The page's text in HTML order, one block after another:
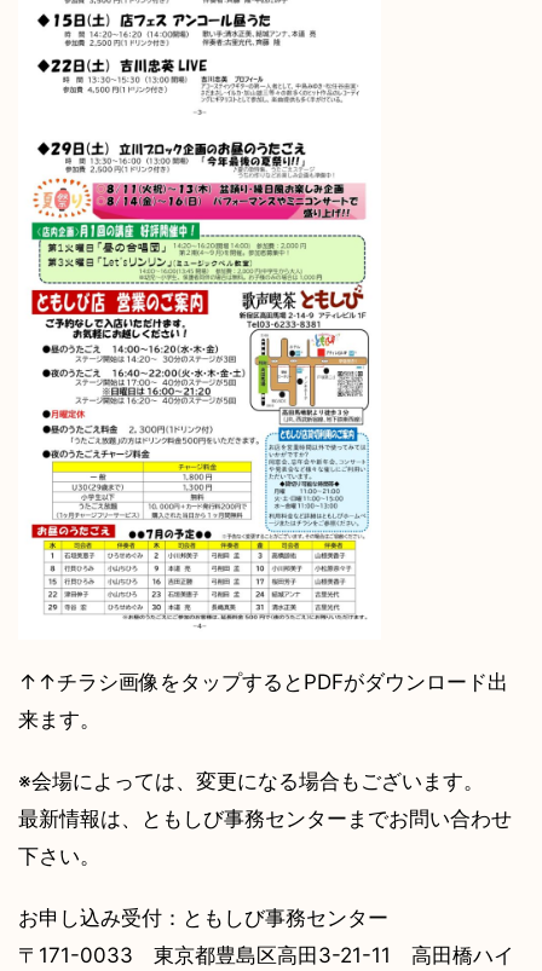
↑↑チラシ画像をタップするとPDFがダウンロード出
来ます。
※会場によっては、変更になる場合もございます。
最新情報は、ともしび事務センターまでお問い合わせ
下さい。
お申し込み受付：ともしび事務センター
〒171-0033 東京都豊島区高田3-21-11 高田橋ハイ